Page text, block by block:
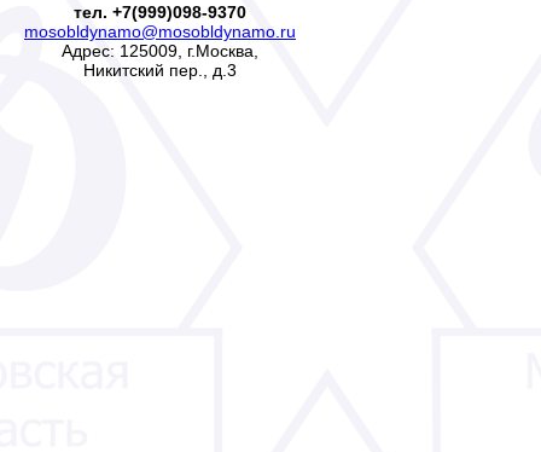
тел. +7(999)098-9370
mosobldynamo@mosobldynamo.ru
Адрес: 125009, г.Москва,
Никитский пер., д.3